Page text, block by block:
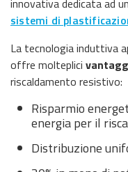
sistemi di
La tecnologia induttiva
offre molteplici
riscaldamento resistivo:
Risparmio
energia per il
Distribuzione